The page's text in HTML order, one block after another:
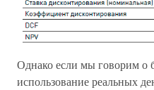
Однако если мы говорим о
использование реальных